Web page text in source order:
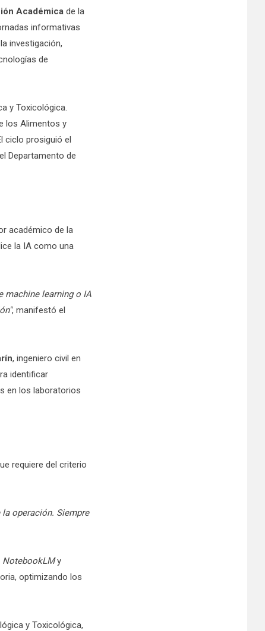
Académica de la
informativas
investigación,
de
y Toxicológica.
los Alimentos y
ciclo prosiguió el
Departamento de
académico de la
la IA como una
machine learning o IA
, manifestó el
, ingeniero civil en
identificar
en los laboratorios
requiere del criterio
operación. Siempre
NotebookLMy
optimizando los
y Toxicológica,